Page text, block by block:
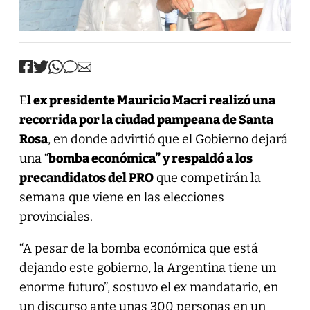
El ex presidente Mauricio Macri realizó una
recorrida por la ciudad pampeana de Santa
Rosa, en donde advirtió que el Gobierno dejará
una “bomba económica” y respaldó a los
precandidatos del PROque competirán la
semana que viene en las elecciones
provinciales.
“A pesar de la bomba económica que está
dejando este gobierno, la Argentina tiene un
enorme futuro”, sostuvo el ex mandatario, en
un discurso ante unas 300 personas en un